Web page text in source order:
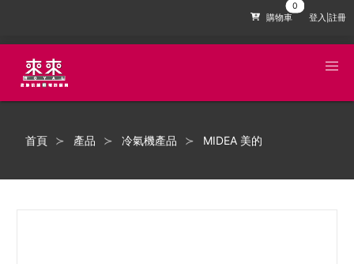
購物車 登入|註冊
首頁 產品 冷氣機產品 MIDEA 美的